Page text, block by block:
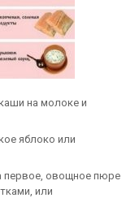
на молоке и
яблоко или
первое, овощное пюре
или